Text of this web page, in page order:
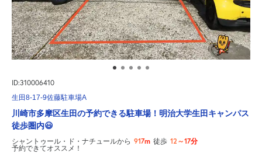
ID:310006410
生田8-17-9佐藤駐車場A
川崎市多摩区生田の予約できる駐車場！明治大学生田キャンパス
徒歩圏内😃
シャントゥール・ド・ナチュールから 917m 徒歩 12～17分
予約できてオススメ！